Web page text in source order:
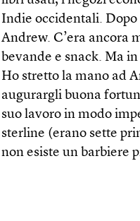
Indie occidentali. Dopo
Andrew. C’era ancora
bevande e snack. Ma
Ho stretto la mano ad
augurargli buona
suo lavoro in modo
sterline (erano sette
non esiste un barbiere